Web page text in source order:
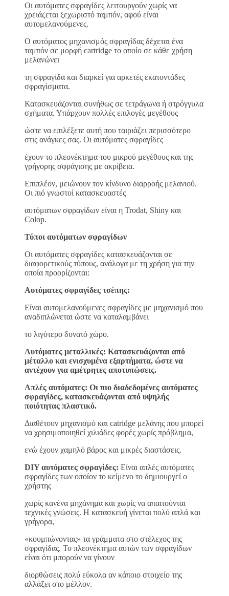
Οι αυτόματες σφραγίδες λειτουργούν χωρίς να
χρειάζεται ξεχωριστό ταμπόν, αφού είναι
αυτομελανούμενες.
Ο αυτόματος μηχανισμός σφραγίδας δέχεται ένα
ταμπόν σε μορφή cartridge το οποίο σε κάθε χρήση
μελανώνει
τη σφραγίδα και διαρκεί για αρκετές εκατοντάδες
σφραγίσματα.
Κατασκευάζονται συνήθως σε τετράγωνα ή στρόγγυλα
σχήματα. Υπάρχουν πολλές επιλογές μεγέθους
ώστε να επιλέξετε αυτή που ταιριάζει περισσότερο
στις ανάγκες σας. Οι αυτόματες σφραγίδες
έχουν το πλεονέκτημα του μικρού μεγέθους και της
γρήγορης σφράγισης με ακρίβεια.
Επιπλέον, μειώνουν τον κίνδυνο διαρροής μελανιού.
Οι πιό γνωστοί κατασκευαστές
αυτόματων σφραγίδων είναι η Trodat, Shiny και
Colop.
Τύποι αυτόματων σφραγίδων
Οι αυτόματες σφραγίδες κατασκευάζονται σε
διαφορετικούς τύπους, ανάλογα με τη χρήση για την
οποία προορίζονται:
Αυτόματες σφραγίδες τσέπης:
Είναι αυτομελανούμενες σφραγίδες με μηχανισμό που
αναδιπλώνεται ώστε να καταλαμβάνει
το λιγότερο δυνατό χώρο.
Αυτόματες μεταλλικές: Κατασκευάζονται από
μέταλλο και ενισχυμένα εξαρτήματα, ώστε να
αντέχουν για αμέτρητες αποτυπώσεις.
Απλές αυτόματες: Οι πιο διαδεδομένες αυτόματες
σφραγίδες, κατασκευάζονται από υψηλής
ποιότητας πλαστικό.
Διαθέτουν μηχανισμό και catridge μελάνης που μπορεί
να χρησιμοποιηθεί χιλιάδες φορές χωρίς πρόβλημα,
ενώ έχουν χαμηλό βάρος και μικρές διαστάσεις.
DIY αυτόματες σφραγίδες: Είναι απλές αυτόματες
σφραγίδες των οποίον το κείμενο το δημιουργεί ο
χρήστης
χωρίς κανένα μηχάνημα και χωρίς να απαιτούνται
τεχνικές γνώσεις. Η κατασκευή γίνεται πολύ απλά και
γρήγορα,
«κουμπώνοντας» τα γράμματα στο στέλεχος της
σφραγίδας. Το πλεονέκτημα αυτών των σφραγίδων
είναι ότι μπορούν να γίνουν
διορθώσεις πολύ εύκολα αν κάποιο στοιχείο της
αλλάξει στο μέλλον.